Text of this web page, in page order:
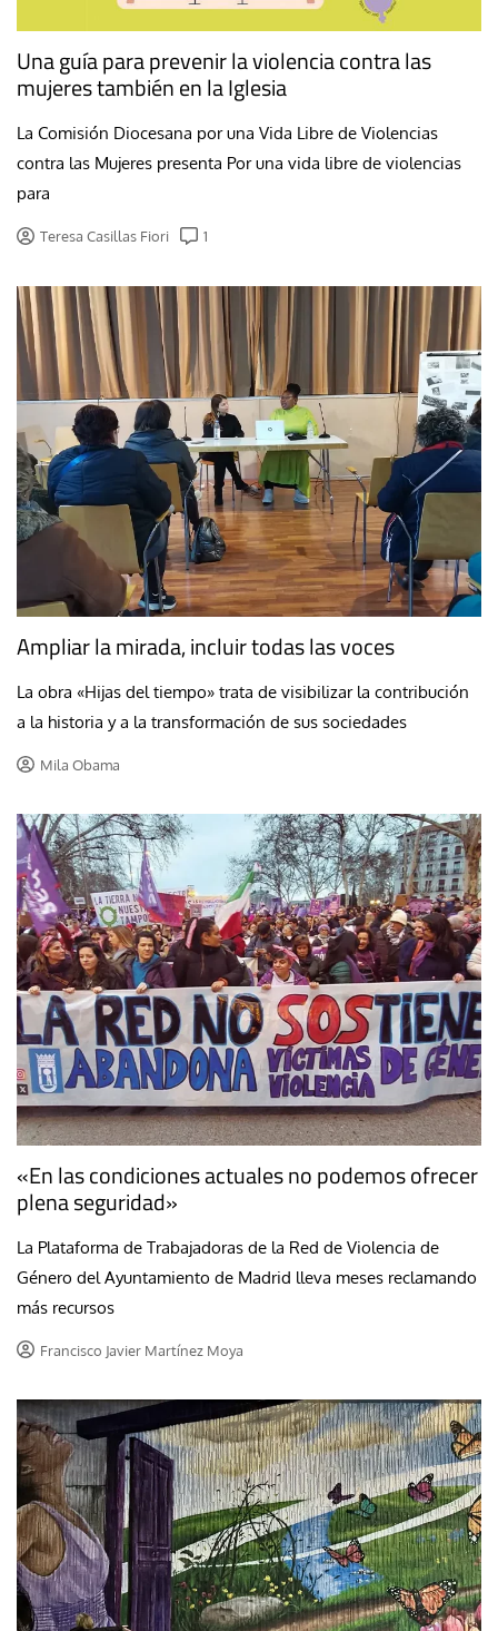
Una guía para prevenir la violencia contra las
mujeres también en la Iglesia
La Comisión Diocesana por una Vida Libre de Violencias
contra las Mujeres presenta Por una vida libre de violencias
para
Teresa Casillas Fiori 1
Ampliar la mirada, incluir todas las voces
La obra «Hijas del tiempo» trata de visibilizar la contribución
a la historia y a la transformación de sus sociedades
Mila Obama
«En las condiciones actuales no podemos ofrecer
plena seguridad»
La Plataforma de Trabajadoras de la Red de Violencia de
Género del Ayuntamiento de Madrid lleva meses reclamando
más recursos
Francisco Javier Martínez Moya